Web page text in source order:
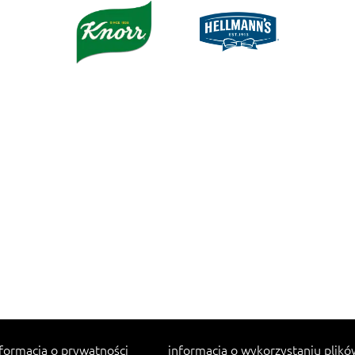
o prywatności informacja o wykorzystaniu